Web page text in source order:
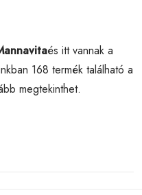
és itt vannak a
168 termék található a
megtekinthet.